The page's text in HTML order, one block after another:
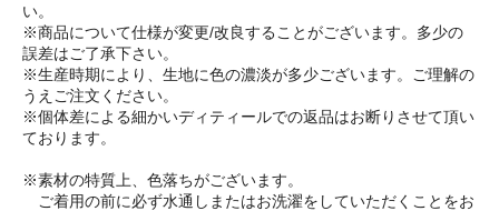
い。
※商品について仕様が変更/改良することがございます。多少の
誤差はご了承下さい。
※生産時期により、生地に色の濃淡が多少ございます。ご理解の
うえご注文ください。
※個体差による細かいディティールでの返品はお断りさせて頂い
ております。
※素材の特質上、色落ちがございます。
ご着用の前に必ず水通しまたはお洗濯をしていただくことをお